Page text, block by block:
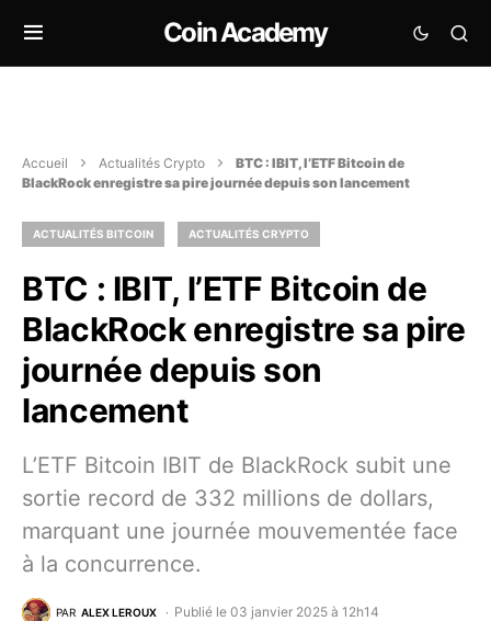
Coin Academy
Accueil Actualités Crypto
BTC : IBIT, l’ETF Bitcoin de
BlackRock enregistre sa pire journée depuis son lancement
ACTUALITÉS BITCOIN ACTUALITÉS CRYPTO
BTC : IBIT, l’ETF Bitcoin de
BlackRock enregistre sa pire
journée depuis son
lancement
L’ETF Bitcoin IBIT de BlackRock subit une
sortie record de 332 millions de dollars,
marquant une journée mouvementée face
à la concurrence.
PAR ALEX LEROUX Publié le 03 janvier 2025 à 12h14